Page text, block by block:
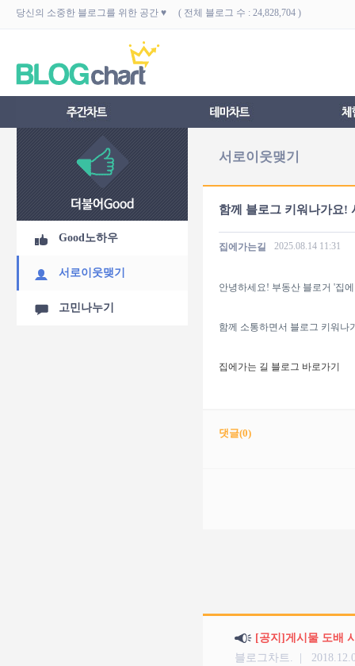
당신의 소중한 블로그를 위한 공간 ♥ ( 전체 블로그 수 : 24,828,704 )
Good노하우
서로이웃맺기
고민나누기
서로이웃맺기
함께 블로그 키워나가요!
집에가는길 2025.08.14 11:31
안녕하세요! 부동산 블로거 '집
함께 소통하면서 블로그 키워나
집에가는 길 블로그 바로가기
댓글(0)
[공지]게시물 도배
블로그차트. |